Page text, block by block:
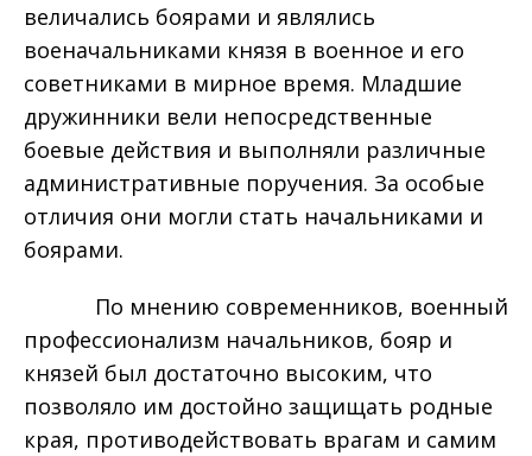
величались боярами и являлись
военачальниками князя в военное и его
советниками в мирное время. Младшие
дружинники вели непосредственные
боевые действия и выполняли различные
административные поручения. За особые
отличия они могли стать начальниками и
боярами.
По мнению современников, военный
профессионализм начальников, бояр и
князей был достаточно высоким, что
позволяло им достойно защищать родные
края, противодействовать врагам и самим